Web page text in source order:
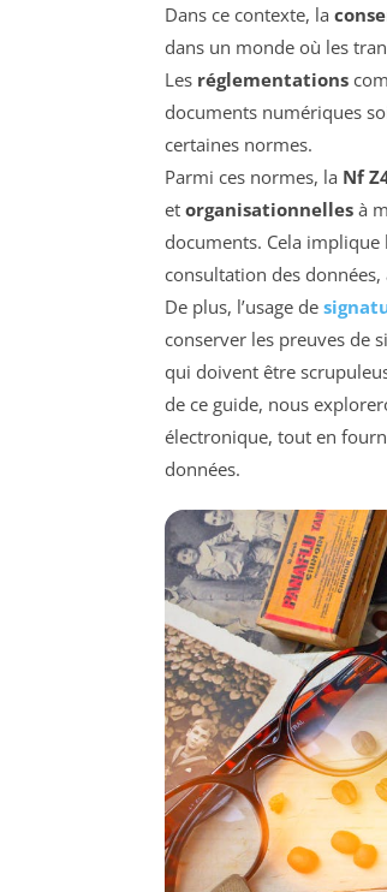
Dans ce contexte, la
dans un monde où les
Les réglementations
documents numériques
certaines normes.
Parmi ces normes, la Nf
et organisationnelles à
documents. Cela implique
consultation des
De plus, l’usage de
conserver les preuves de
qui doivent être
de ce guide, nous
électronique, tout en
données.